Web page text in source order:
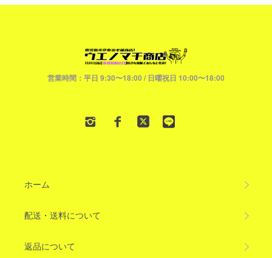
営業時間：平日 9:30〜18:00 / 日曜祝日 10:00〜18:00
ホーム
配送・送料について
返品について